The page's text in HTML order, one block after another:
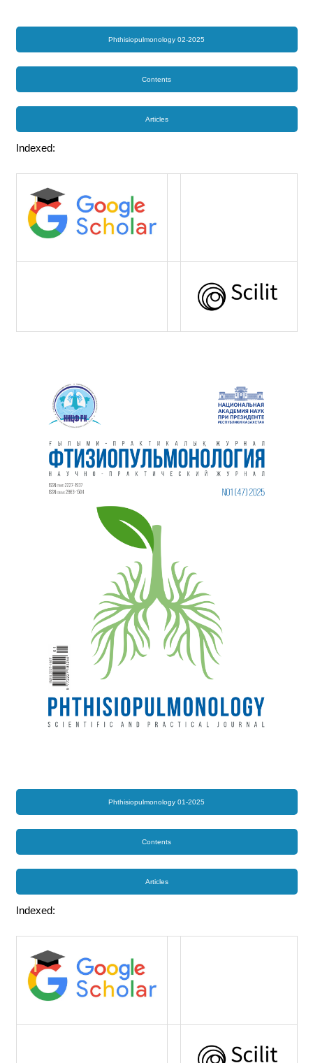
Phthisiopulmonology 02-2025
Contents
Articles
Indexed:
Phthisiopulmonology 01-2025
Contents
Articles
Indexed: